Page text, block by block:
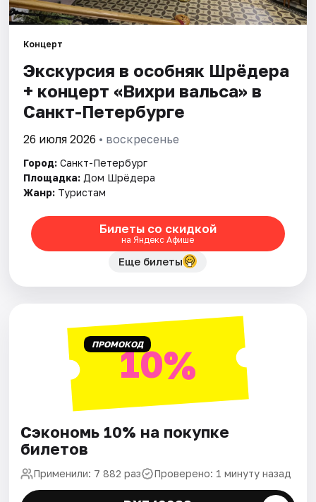
Площадки
Артисты
Рейтинги
Концерт
Экскурсия в особняк Шрёдера
+ концерт «Вихри вальса» в
Санкт-Петербурге
26 июля 2026 • воскресенье
Город: Санкт-Петербург
Площадка: Дом Шрёдера
Жанр: Туристам
Билеты со скидкой
на Яндекс Афише
Еще билеты
ПРОМОКОД10%
Сэкономь 10% на покупке
билетов
Применили: 7 882 раз Проверено: 1 минуту назад